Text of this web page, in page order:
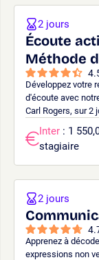
Écoute
Méthode
Développez votre
d'écoute avec
Carl Rogers, sur 2
2 jours
Inter : 1
stagiaire
Apprenez à
expressions non
2 jours